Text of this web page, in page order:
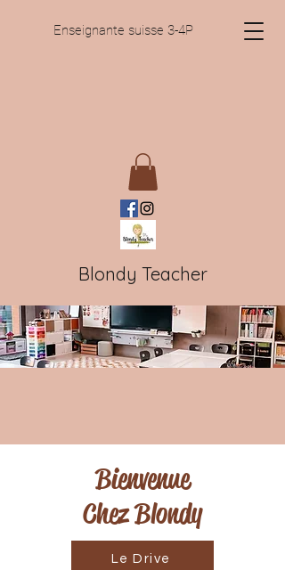
Enseignante suisse 3-4P
Blondy Teacher
Bienvenue
Chez Blondy
Le Drive